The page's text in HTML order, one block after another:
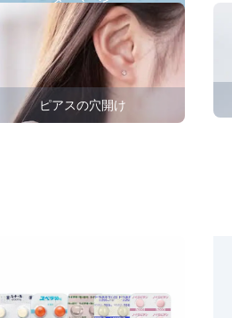
ピアスの穴開け